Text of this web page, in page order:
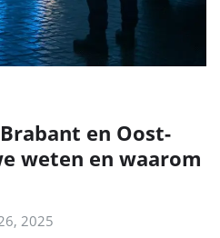
en Oost-
weten en waarom
2025